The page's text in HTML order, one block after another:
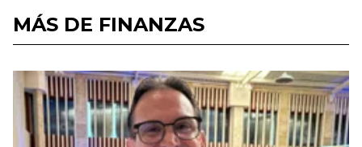
MÁS DE FINANZAS